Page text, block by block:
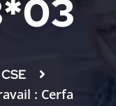
CSE
: Cerfa